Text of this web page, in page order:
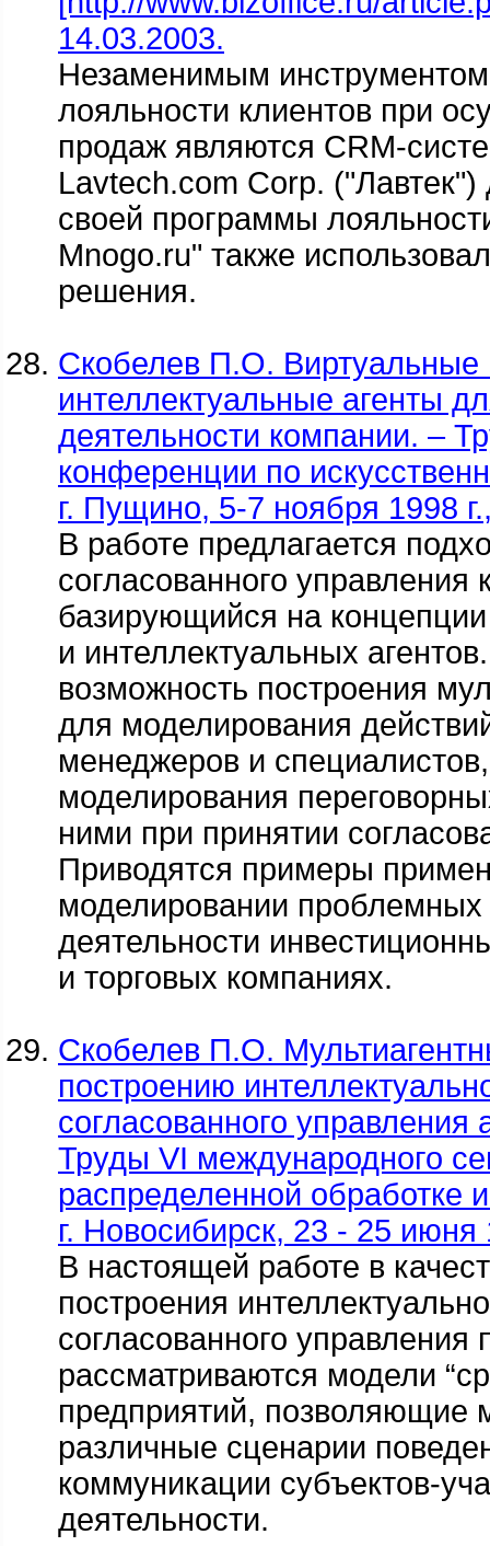
14.03.2003.
Незаменимым
лояльности клиентов при
продаж являются CRM-
Lavtech.com Corp.
своей программы
Mnogo.ru" также
решения.
Скобелев П.О.
интеллектуальные агенты
деятельности компании. –
конференции по
г. Пущино, 5-7 ноября 1998
В работе предлагается
согласованного управления
базирующийся на
и интеллектуальных
возможность построения
для моделирования
менеджеров и
моделирования
ними при принятии
Приводятся примеры
моделировании проблемных
деятельности
и торговых компаниях.
Скобелев П.О.
построению
согласованного управления
Труды VI международного
распределенной обработке
г. Новосибирск, 23 - 25 июня
В настоящей работе в
построения
согласованного управления
рассматриваются модели
предприятий, позволяющие
различные сценарии
коммуникации субъектов-
деятельности.